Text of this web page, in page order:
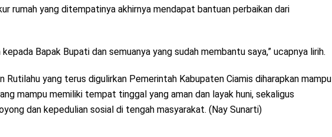
rumah yang ditempatinya akhirnya mendapat bantuan perbaikan dari
Bapak Bupati dan semuanya yang sudah membantu saya,” ucapnya lirih.
Rutilahu yang terus digulirkan Pemerintah Kabupaten Ciamis diharapkan mampu
mampu memiliki tempat tinggal yang aman dan layak huni, sekaligus
dan kepedulian sosial di tengah masyarakat. (Nay Sunarti)